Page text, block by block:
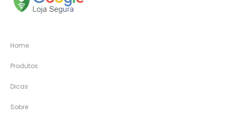
Home
Produtos
Dicas
Sobre